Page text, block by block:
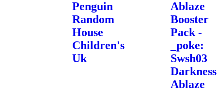
Penguin
Random
House
Children's
Uk
Ablaze
Booster
Pack -
_poke:
Swsh03
Darkness
Ablaze